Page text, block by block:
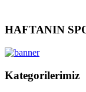
HAFTANIN
Kategorilerimiz